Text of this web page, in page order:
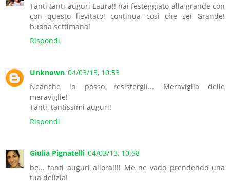
Tanti tanti auguri Laura!! hai festeggiato alla grande con
con questo lievitato! continua così che sei Grande!
buona settimana!
Rispondi
Unknown 04/03/13, 10:53
Neanche io posso resistergli... Meraviglia delle
meraviglie!
Tanti, tantissimi auguri!
Rispondi
Giulia Pignatelli 04/03/13, 10:58
be... tanti auguri allora!!!! Me ne vado prendendo una
tua delizia!